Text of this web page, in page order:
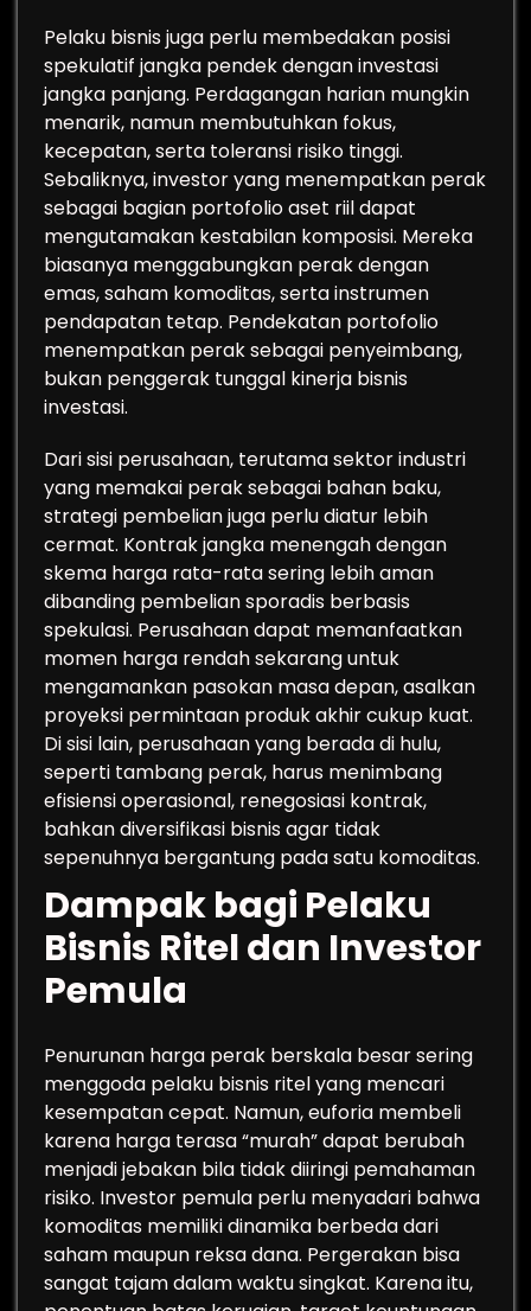
Pelaku bisnis juga perlu membedakan posisi
spekulatif jangka pendek dengan investasi
jangka panjang. Perdagangan harian mungkin
menarik, namun membutuhkan fokus,
kecepatan, serta toleransi risiko tinggi.
Sebaliknya, investor yang menempatkan perak
sebagai bagian portofolio aset riil dapat
mengutamakan kestabilan komposisi. Mereka
biasanya menggabungkan perak dengan
emas, saham komoditas, serta instrumen
pendapatan tetap. Pendekatan portofolio
menempatkan perak sebagai penyeimbang,
bukan penggerak tunggal kinerja bisnis
investasi.
Dari sisi perusahaan, terutama sektor industri
yang memakai perak sebagai bahan baku,
strategi pembelian juga perlu diatur lebih
cermat. Kontrak jangka menengah dengan
skema harga rata-rata sering lebih aman
dibanding pembelian sporadis berbasis
spekulasi. Perusahaan dapat memanfaatkan
momen harga rendah sekarang untuk
mengamankan pasokan masa depan, asalkan
proyeksi permintaan produk akhir cukup kuat.
Di sisi lain, perusahaan yang berada di hulu,
seperti tambang perak, harus menimbang
efisiensi operasional, renegosiasi kontrak,
bahkan diversifikasi bisnis agar tidak
sepenuhnya bergantung pada satu komoditas.
Dampak bagi Pelaku
Bisnis Ritel dan Investor
Pemula
Penurunan harga perak berskala besar sering
menggoda pelaku bisnis ritel yang mencari
kesempatan cepat. Namun, euforia membeli
karena harga terasa “murah” dapat berubah
menjadi jebakan bila tidak diiringi pemahaman
risiko. Investor pemula perlu menyadari bahwa
komoditas memiliki dinamika berbeda dari
saham maupun reksa dana. Pergerakan bisa
sangat tajam dalam waktu singkat. Karena itu,